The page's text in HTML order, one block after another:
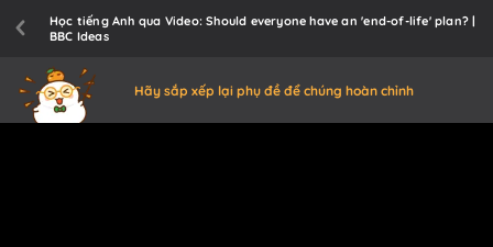
Học tiếng Anh qua Video: Should everyone have an 'end-of-life' plan? |
BBC Ideas
Hãy sắp xếp lại phụ đề để chúng hoàn chỉnh